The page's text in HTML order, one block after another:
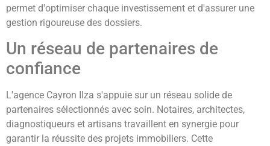
permet d'optimiser chaque investissement et d'assurer une
gestion rigoureuse des dossiers.
Un réseau de partenaires de
confiance
L'agence Cayron Ilza s'appuie sur un réseau solide de
partenaires sélectionnés avec soin. Notaires, architectes,
diagnostiqueurs et artisans travaillent en synergie pour
garantir la réussite des projets immobiliers. Cette